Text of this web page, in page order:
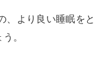
、より良い睡眠をと
。